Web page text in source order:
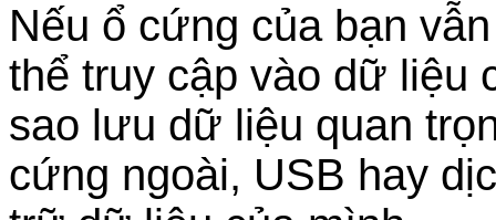
Nếu ổ cứng của bạn
thể truy cập vào dữ liệu
sao lưu dữ liệu quan
cứng ngoài, USB hay